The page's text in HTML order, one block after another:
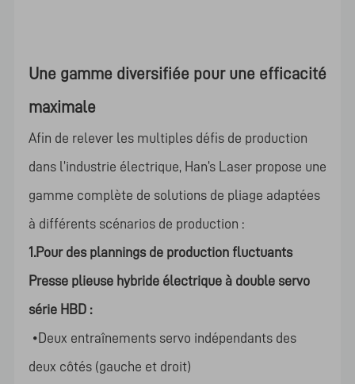
Une gamme diversifiée pour une efficacité
maximale
Afin de relever les multiples défis de production
dans l’industrie électrique, Han’s Laser propose une
gamme complète de solutions de pliage adaptées
à différents scénarios de production :
1.Pour des plannings de production fluctuants
Presse plieuse hybride électrique à double servo
série HBD :
•Deux entraînements servo indépendants des
deux côtés (gauche et droit)